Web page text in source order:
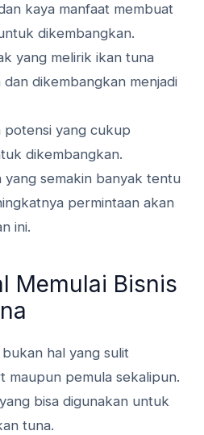
kaya manfaat membuat
dikembangkan.
yang melirik ikan tuna
dikembangkan menjadi
potensi yang cukup
dikembangkan.
yang semakin banyak tentu
permintaan akan
ini.
Memulai Bisnis
hal yang sulit
maupun pemula sekalipun.
bisa digunakan untuk
tuna.